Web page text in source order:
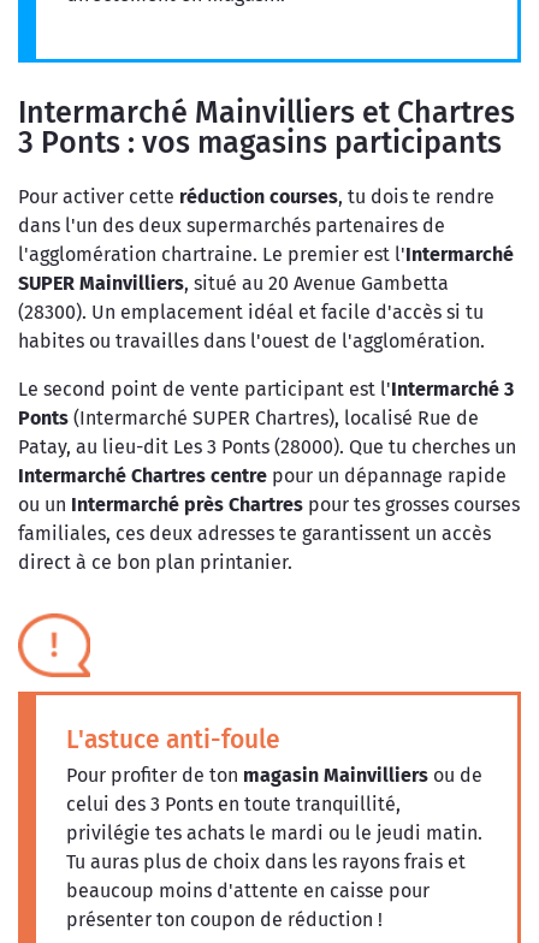
Intermarché Mainvilliers et Chartres
3 Ponts : vos magasins participants
Pour activer cette réduction courses, tu dois te rendre
dans l'un des deux supermarchés partenaires de
l'agglomération chartraine. Le premier est l'Intermarché
SUPER Mainvilliers, situé au 20 Avenue Gambetta
(28300). Un emplacement idéal et facile d'accès si tu
habites ou travailles dans l'ouest de l'agglomération.
Le second point de vente participant est l'Intermarché 3
Ponts (Intermarché SUPER Chartres), localisé Rue de
Patay, au lieu-dit Les 3 Ponts (28000). Que tu cherches un
Intermarché Chartres centre pour un dépannage rapide
ou un Intermarché près Chartres pour tes grosses courses
familiales, ces deux adresses te garantissent un accès
direct à ce bon plan printanier.
L'astuce anti-foule
Pour profiter de ton magasin Mainvilliers ou de
celui des 3 Ponts en toute tranquillité,
privilégie tes achats le mardi ou le jeudi matin.
Tu auras plus de choix dans les rayons frais et
beaucoup moins d'attente en caisse pour
présenter ton coupon de réduction !